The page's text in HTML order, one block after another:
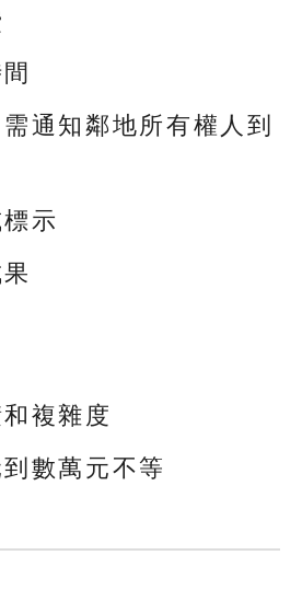
通知鄰地所有權人到
示
複雜度
數萬元不等